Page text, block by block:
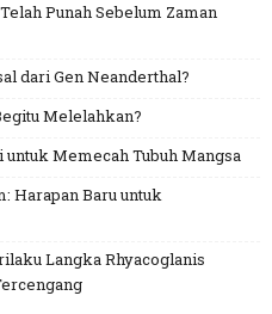
Punah Sebelum Zaman
dari Gen Neanderthal?
Melelahkan?
Memecah Tubuh Mangsa
Harapan Baru untuk
Langka Rhyacoglanis